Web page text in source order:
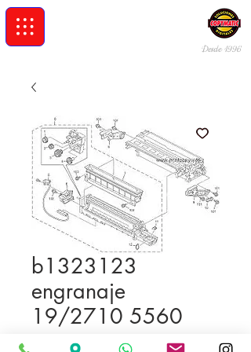
Desde 1996
b1323123
engranaje
19/2710 5560